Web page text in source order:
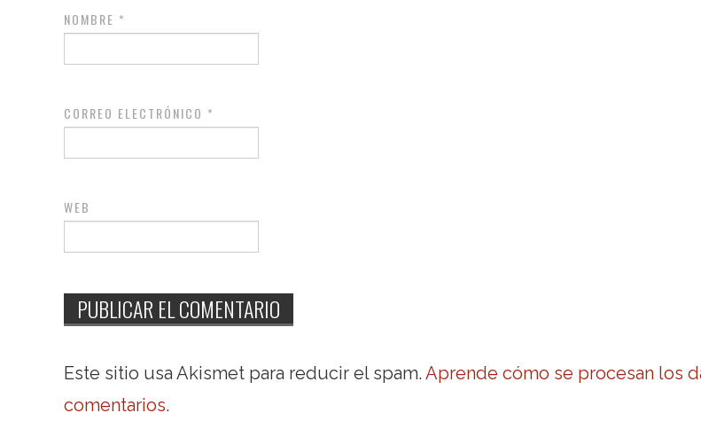
NOMBRE *
CORREO ELECTRÓNICO *
WEB
Este sitio usa Akismet para reducir el spam. Aprende cómo se procesan los
comentarios.